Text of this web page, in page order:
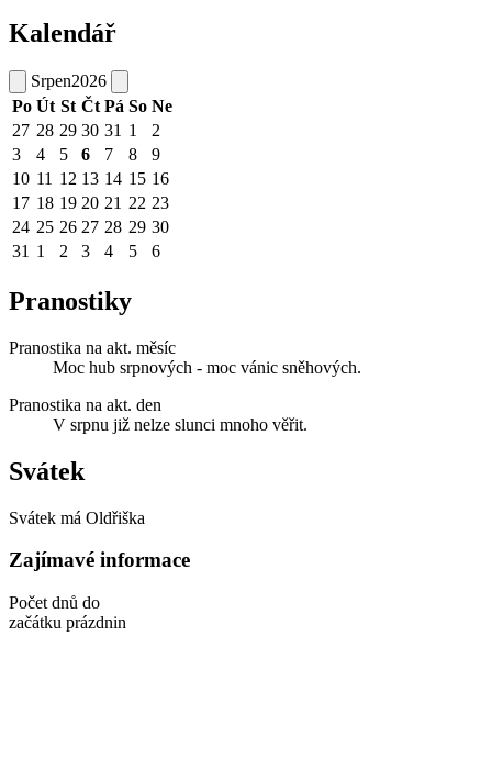
Kalendář
Srpen2026
Po Út St Čt Pá So Ne
27 28 29 30 31 1
2
3
4 5 6 7 8
9
10 11 12 13 14 15 16
17 18 19 20 21 22 23
24 25 26 27 28 29 30
31 1 2 3 4 5 6
Pranostiky
Pranostika na akt. měsíc
Moc hub srpnových - moc vánic sněhových.
Pranostika na akt. den
V srpnu již nelze slunci mnoho věřit.
Svátek
Svátek má Oldřiška
Zajímavé informace
Počet dnů do
začátku prázdnin